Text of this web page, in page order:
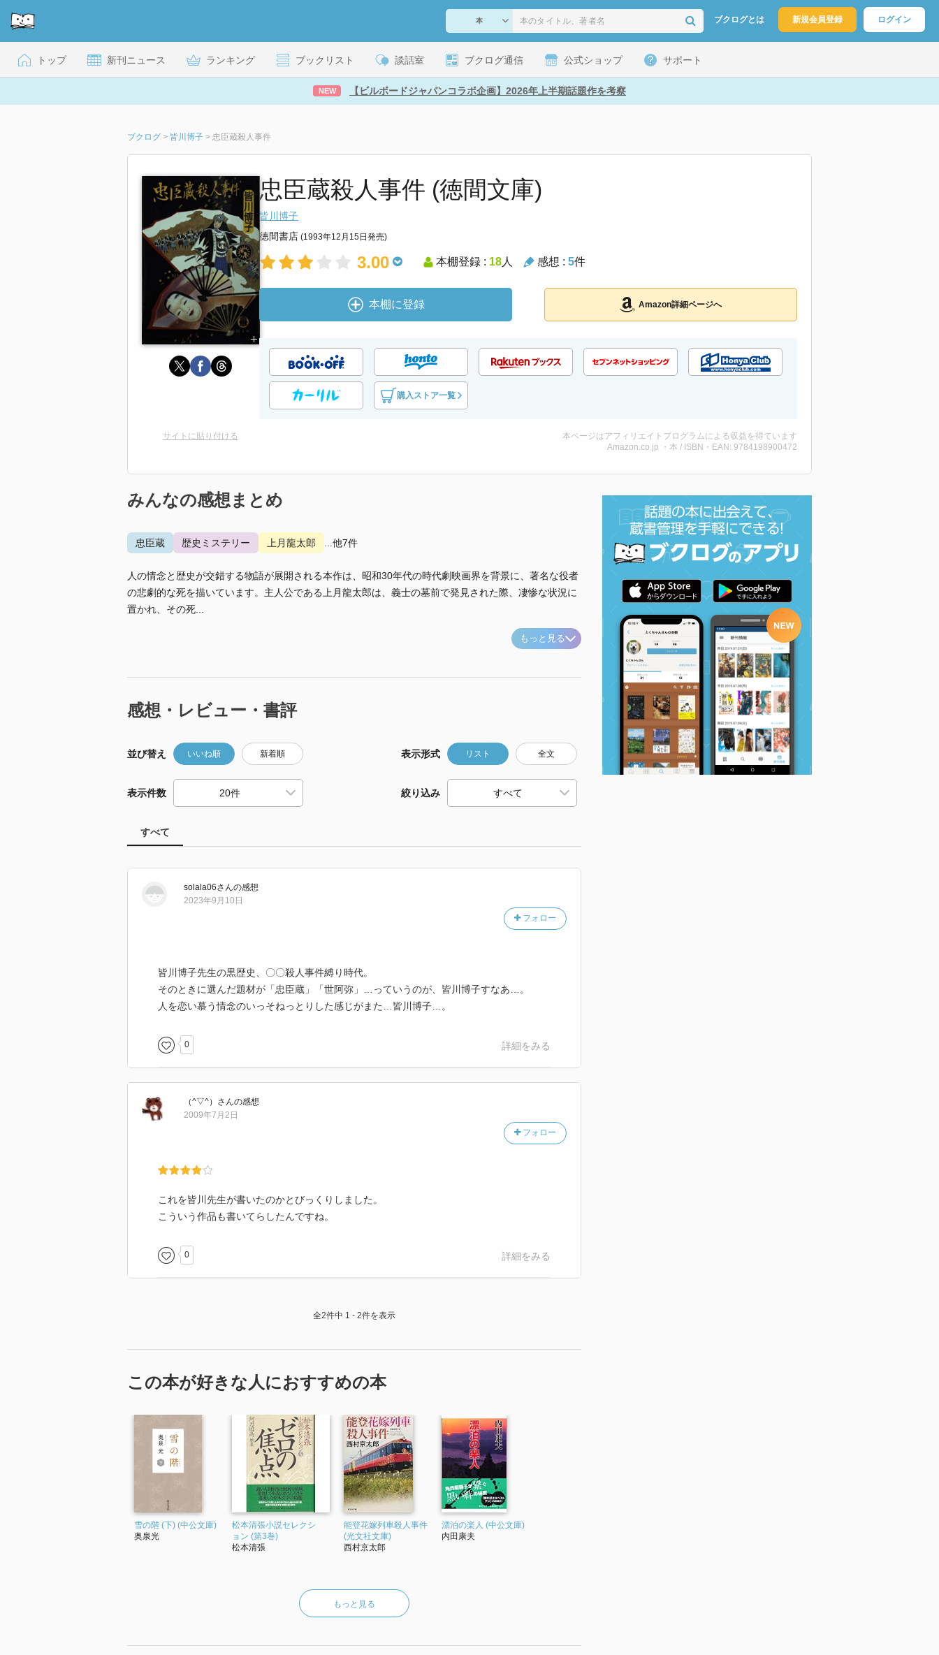
ブクログとは 新規会員登録 ログイン
トップ 新刊ニュース ランキング ブックリスト 談話室 ブクログ通信 公式ショップ サポート
NEW 【ビルボードジャパンコラボ企画】2026年上半期話題作を考察
ブクログ > 皆川博子 > 忠臣蔵殺人事件
忠臣蔵殺人事件 (徳間文庫)
皆川博子
徳間書店 (1993年12月15日発売)
3.00 本棚登録 : 18人 感想 : 5件
本棚に登録 Amazon詳細ページへ
購入ストア一覧
サイトに貼り付ける
本ページはアフィリエイトプログラムによる収益を得ています
Amazon.co.jp ・本 / ISBN・EAN: 9784198900472
みんなの感想まとめ
忠臣蔵 歴史ミステリー 上月龍太郎 ...他7件
人の情念と歴史が交錯する物語が展開される本作は、昭和30年代の時代劇映画界を背景に、著名な役者
の悲劇的な死を描いています。主人公である上月龍太郎は、義士の墓前で発見された際、凄惨な状況に
置かれ、その死...
もっと見る
感想・レビュー・書評
並び替え いいね順 新着順 表示形式 リスト 全文
表示件数 絞り込み
すべて
solala06さんの感想
フォロー
2023年9月10日
皆川博子先生の黒歴史、〇〇殺人事件縛り時代。
そのときに選んだ題材が「忠臣蔵」「世阿弥」…っていうのが、皆川博子すなあ…。
人を恋い慕う情念のいっそねっとりした感じがまた…皆川博子…。
0 詳細をみる
（^▽^） さんの感想
フォロー
2009年7月2日
これを皆川先生が書いたのかとびっくりしました。
こういう作品も書いてらしたんですね。
0 詳細をみる
全2件中 1 - 2件を表示
この本が好きな人におすすめの本
雪の階 (下) (中公文庫)
奥泉光
松本清張小説セレクシ
ョン (第3巻)
松本清張
能登花嫁列車殺人事件
(光文社文庫)
西村京太郎
漂泊の楽人 (中公文庫)
内田康夫
もっと見る